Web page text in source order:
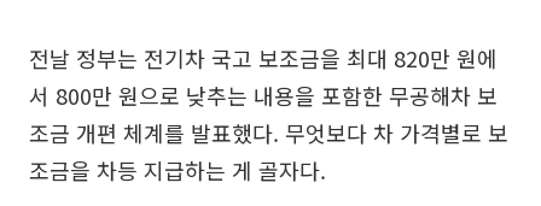
전날 정부는 전기차 국고 보조금을 최대 820만 원에
서 800만 원으로 낮추는 내용을 포함한 무공해차 보
조금 개편 체계를 발표했다. 무엇보다 차 가격별로 보
조금을 차등 지급하는 게 골자다.